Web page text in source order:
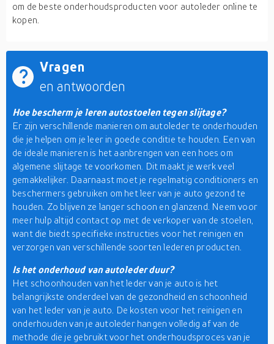
om de beste onderhoudsproducten voor autoleder online te
kopen.
Vragen
en antwoorden
Hoe bescherm je leren autostoelen tegen slijtage?
Er zijn verschillende manieren om autoleder te onderhouden
die je helpen om je leer in goede conditie te houden. Een van
de ideale manieren is het aanbrengen van een hoes om
algemene slijtage te voorkomen. Dit maakt je werk veel
gemakkelijker. Daarnaast moet je regelmatig conditioners en
beschermers gebruiken om het leer van je auto gezond te
houden. Zo blijven ze langer schoon en glanzend. Neem voor
meer hulp altijd contact op met de verkoper van de stoelen,
want die biedt specifieke instructies voor het reinigen en
verzorgen van verschillende soorten lederen producten.
Is het onderhoud van autoleder duur?
Het schoonhouden van het leder van je auto is het
belangrijkste onderdeel van de gezondheid en schoonheid
van het leder van je auto. De kosten voor het reinigen en
onderhouden van je autoleder hangen volledig af van de
methode die je gebruikt voor het onderhoudsproces van je